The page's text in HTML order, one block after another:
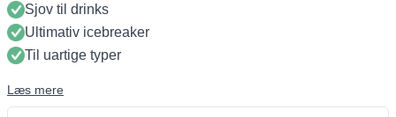
Sjov til drinks
Ultimativ icebreaker
Til uartige typer
Læs mere